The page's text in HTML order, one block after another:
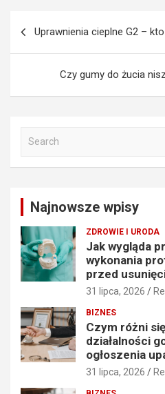
wpisu
Uprawnienia cieplne G2 –
Czy gumy do żucia
Najnowsze wpisy
ZDROWIE I URODA
Jak wygląda
wykonania
przed
31 lipca, 2026
BIZNES
Czym różni
działalności
ogłoszenia
31 lipca, 2026